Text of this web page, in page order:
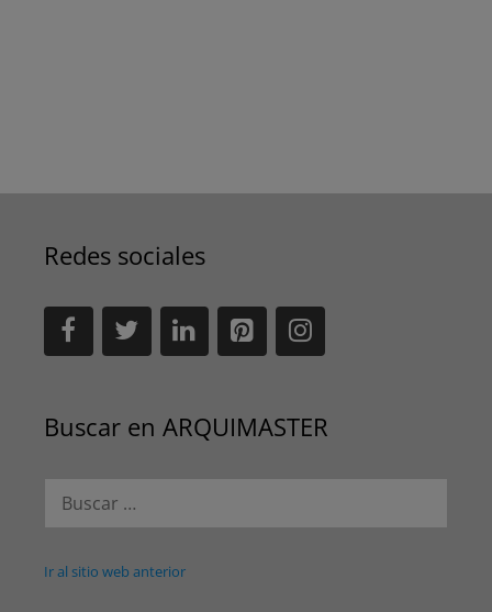
Redes sociales
Buscar en ARQUIMASTER
Ir al sitio web anterior